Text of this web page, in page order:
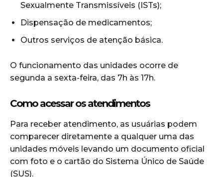
Sexualmente Transmissíveis (ISTs);
Dispensação de medicamentos;
Outros serviços de atenção básica.
O funcionamento das unidades ocorre de
segunda a sexta-feira, das 7h às 17h.
Como acessar os atendimentos
Para receber atendimento, as usuárias podem
comparecer diretamente a qualquer uma das
unidades móveis levando um documento oficial
com foto e o cartão do Sistema Único de Saúde
(SUS).